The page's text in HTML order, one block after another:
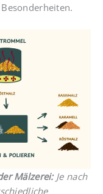
Mälzerei:Je nach